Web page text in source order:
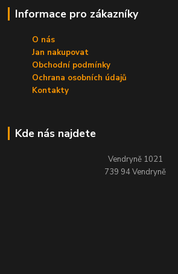
Informace pro zákazníky
O nás
Jan nakupovat
Obchodní podmínky
Ochrana osobních údajů
Kontakty
Kde nás najdete
Vendryně 1021
739 94 Vendryně